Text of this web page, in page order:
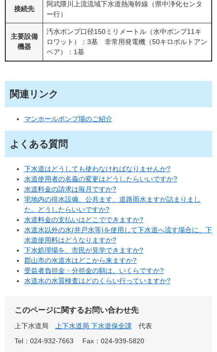
接続先
阿武隈川上流流域下水道熱海幹線（県中浄化センタ
ー行）
主要設備
機器
汚水ポンプ口径150ミリメートル（水中ポンプ11キ
ロワット）：3基 非常用発電機（50キロボルトアン
ペア）：1基
関連リンク
マンホールポンプ場のご紹介
よくある質問
下水道はどうしても使わなければなりませんか?
水道使用者の名義の変更はどうしたらいいですか?
水道料金の請求は毎月ですか?
宅地内の排水設備、公共ます、道路雨水ますが詰まりまし
た。どうしたらいいですか?
水道料金の支払いはどこでできますか?
水道水以外の水(井戸水等)を使用して下水道へ流す場合に、下
水道使用料はどうなりますか?
下水処理場を、市民が見学できますか?
郡山市の水道水はどこから来ますか?
受益者負担金・分担金の額は、いくらですか?
水道水の水質検査はどのくらい行っていますか?
このページに関するお問い合わせ先
上下水道局 上下水道局 下水道保全課
代表
Tel：024-932-7663
Fax：024-939-5820